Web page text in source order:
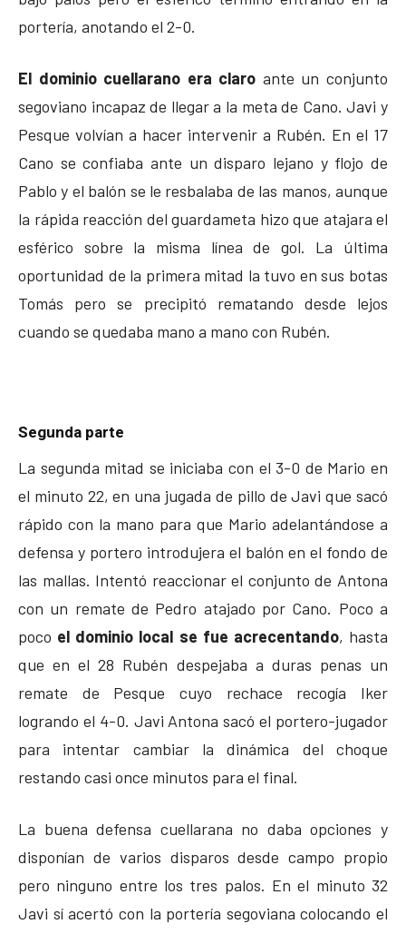
portería, anotando el 2-0.
El dominio cuellarano era claro ante un conjunto
segoviano incapaz de llegar a la meta de Cano. Javi y
Pesque volvían a hacer intervenir a Rubén. En el 17
Cano se confiaba ante un disparo lejano y flojo de
Pablo y el balón se le resbalaba de las manos, aunque
la rápida reacción del guardameta hizo que atajara el
esférico sobre la misma línea de gol. La última
oportunidad de la primera mitad la tuvo en sus botas
Tomás pero se precipitó rematando desde lejos
cuando se quedaba mano a mano con Rubén.
Segunda parte
La segunda mitad se iniciaba con el 3-0 de Mario en
el minuto 22, en una jugada de pillo de Javi que sacó
rápido con la mano para que Mario adelantándose a
defensa y portero introdujera el balón en el fondo de
las mallas. Intentó reaccionar el conjunto de Antona
con un remate de Pedro atajado por Cano. Poco a
poco el dominio local se fue acrecentando, hasta
que en el 28 Rubén despejaba a duras penas un
remate de Pesque cuyo rechace recogía Iker
logrando el 4-0. Javi Antona sacó el portero-jugador
para intentar cambiar la dinámica del choque
restando casi once minutos para el final.
La buena defensa cuellarana no daba opciones y
disponían de varios disparos desde campo propio
pero ninguno entre los tres palos. En el minuto 32
Javi sí acertó con la portería segoviana colocando el